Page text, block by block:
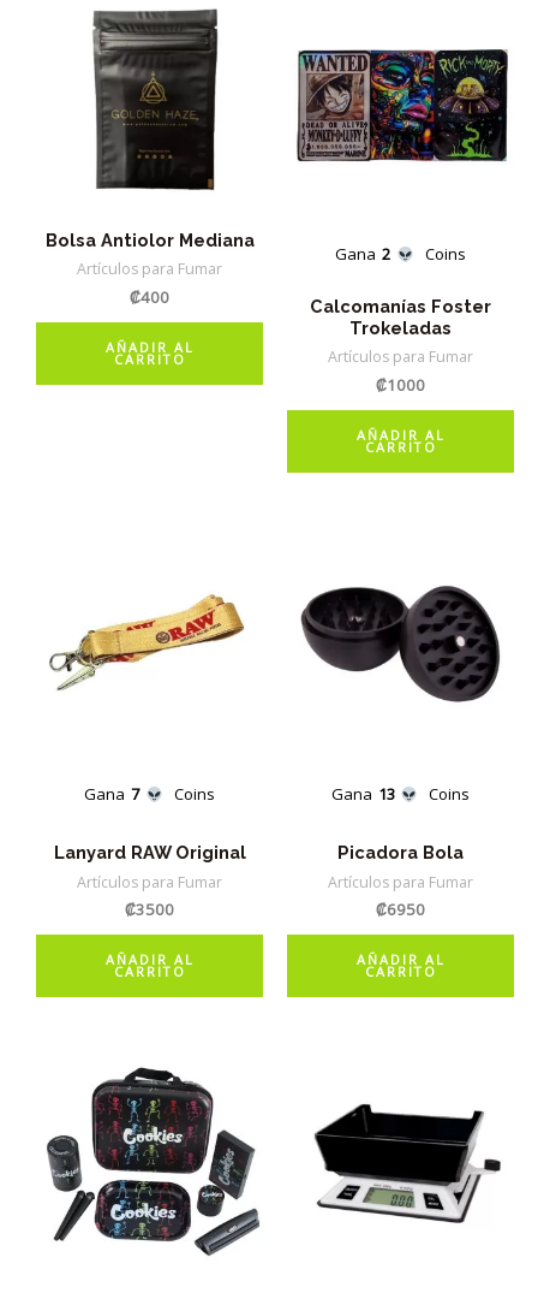
Bolsa Antiolor Mediana
Artículos para Fumar
₡400
AÑADIR AL
CARRITO
Gana 2 Coins
Calcomanías Foster
Trokeladas
Artículos para Fumar
₡1000
AÑADIR AL
CARRITO
Gana 7 Coins
Lanyard RAW Original
Artículos para Fumar
₡3500
AÑADIR AL
CARRITO
Gana 13 Coins
Picadora Bola
Artículos para Fumar
₡6950
AÑADIR AL
CARRITO